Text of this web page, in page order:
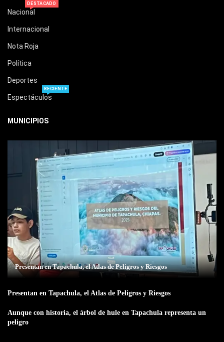
Nacional
DESTACADO
Internacional
Nota Roja
Política
Deportes
Espectáculos
RECIENTE
MUNICIPIOS
Presentan en Tapachula, el Atlas de Peligros y Riesgos
Presentan en Tapachula, el Atlas de Peligros y Riesgos
Aunque con historia, el árbol de hule en Tapachula representa un
peligro